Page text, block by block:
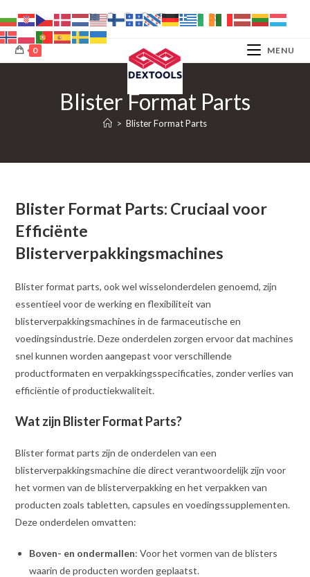
naar
inhoud
0 MENU
Blister Format Parts
> Blister Format Parts
Blister Format Parts: Cruciaal voor
Efficiënte
Blisterverpakkingsmachines
Blister format parts, ook wel wisselonderdelen genoemd, zijn
essentieel voor de werking en flexibiliteit van
blisterverpakkingsmachines in de farmaceutische en
voedingsindustrie. Deze onderdelen zorgen ervoor dat machines
snel kunnen worden aangepast voor verschillende
productformaten en verpakkingsspecificaties, zonder verlies van
efficiëntie of productiekwaliteit.
Wat zijn Blister Format Parts?
Blister format parts zijn de onderdelen van een
blisterverpakkingsmachine die direct verantwoordelijk zijn voor
het vormen van de blisterverpakking en het verpakken van
producten zoals tabletten, capsules en voedingssupplementen.
Deze onderdelen omvatten:
Boven- en ondermallen: Voor het vormen van de blisters
waarin de producten worden geplaatst.